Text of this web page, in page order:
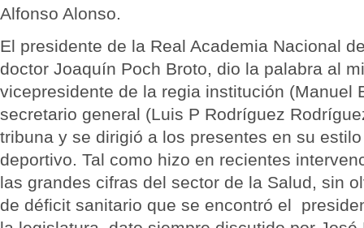
Alfonso Alonso.
El presidente de la Real Academia Nacional
doctor Joaquín Poch Broto, dio la palabra al
vicepresidente de la regia institución (Manuel
secretario general (Luis P Rodríguez
tribuna y se dirigió a los presentes en su
deportivo. Tal como hizo en recientes
las grandes cifras del sector de la Salud, sin
de déficit sanitario que se encontró el